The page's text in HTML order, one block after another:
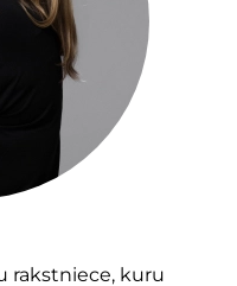
rakstniece, kuru